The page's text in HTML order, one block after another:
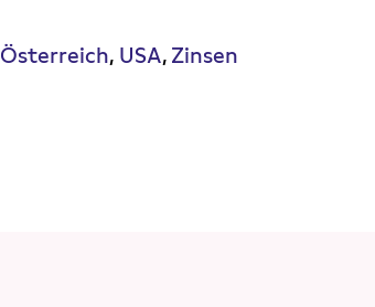
Österreich USA Zinsen